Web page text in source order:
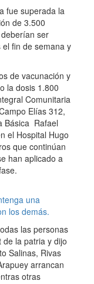
fue superada la
de 3.500
ser
fin de semana y
de vacunación y
la dosis 1.800
Comunitaria
Elías 312,
Básica Rafael
el Hospital Hugo
que continúan
han aplicado a
una
los demás.
las personas
la patria y dijo
Salinas, Rivas
arrancan
otras